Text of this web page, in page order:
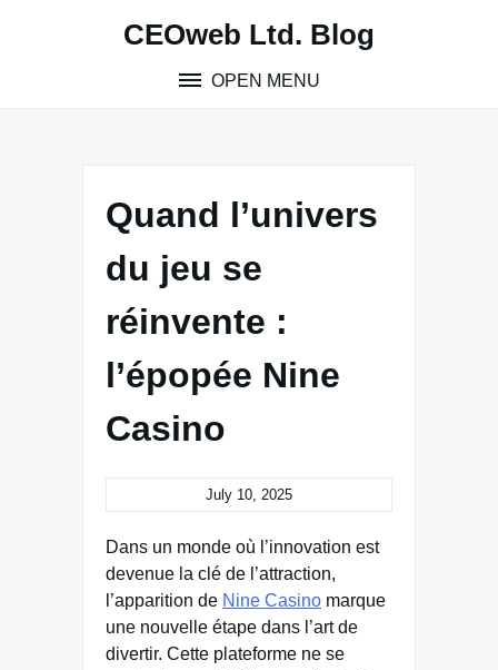
CEOweb Ltd. Blog
OPEN MENU
Quand l’univers
du jeu se
réinvente :
l’épopée Nine
Casino
July 10, 2025
Dans un monde où l’innovation est
devenue la clé de l’attraction,
l’apparition de Nine Casino marque
une nouvelle étape dans l’art de
divertir. Cette plateforme ne se